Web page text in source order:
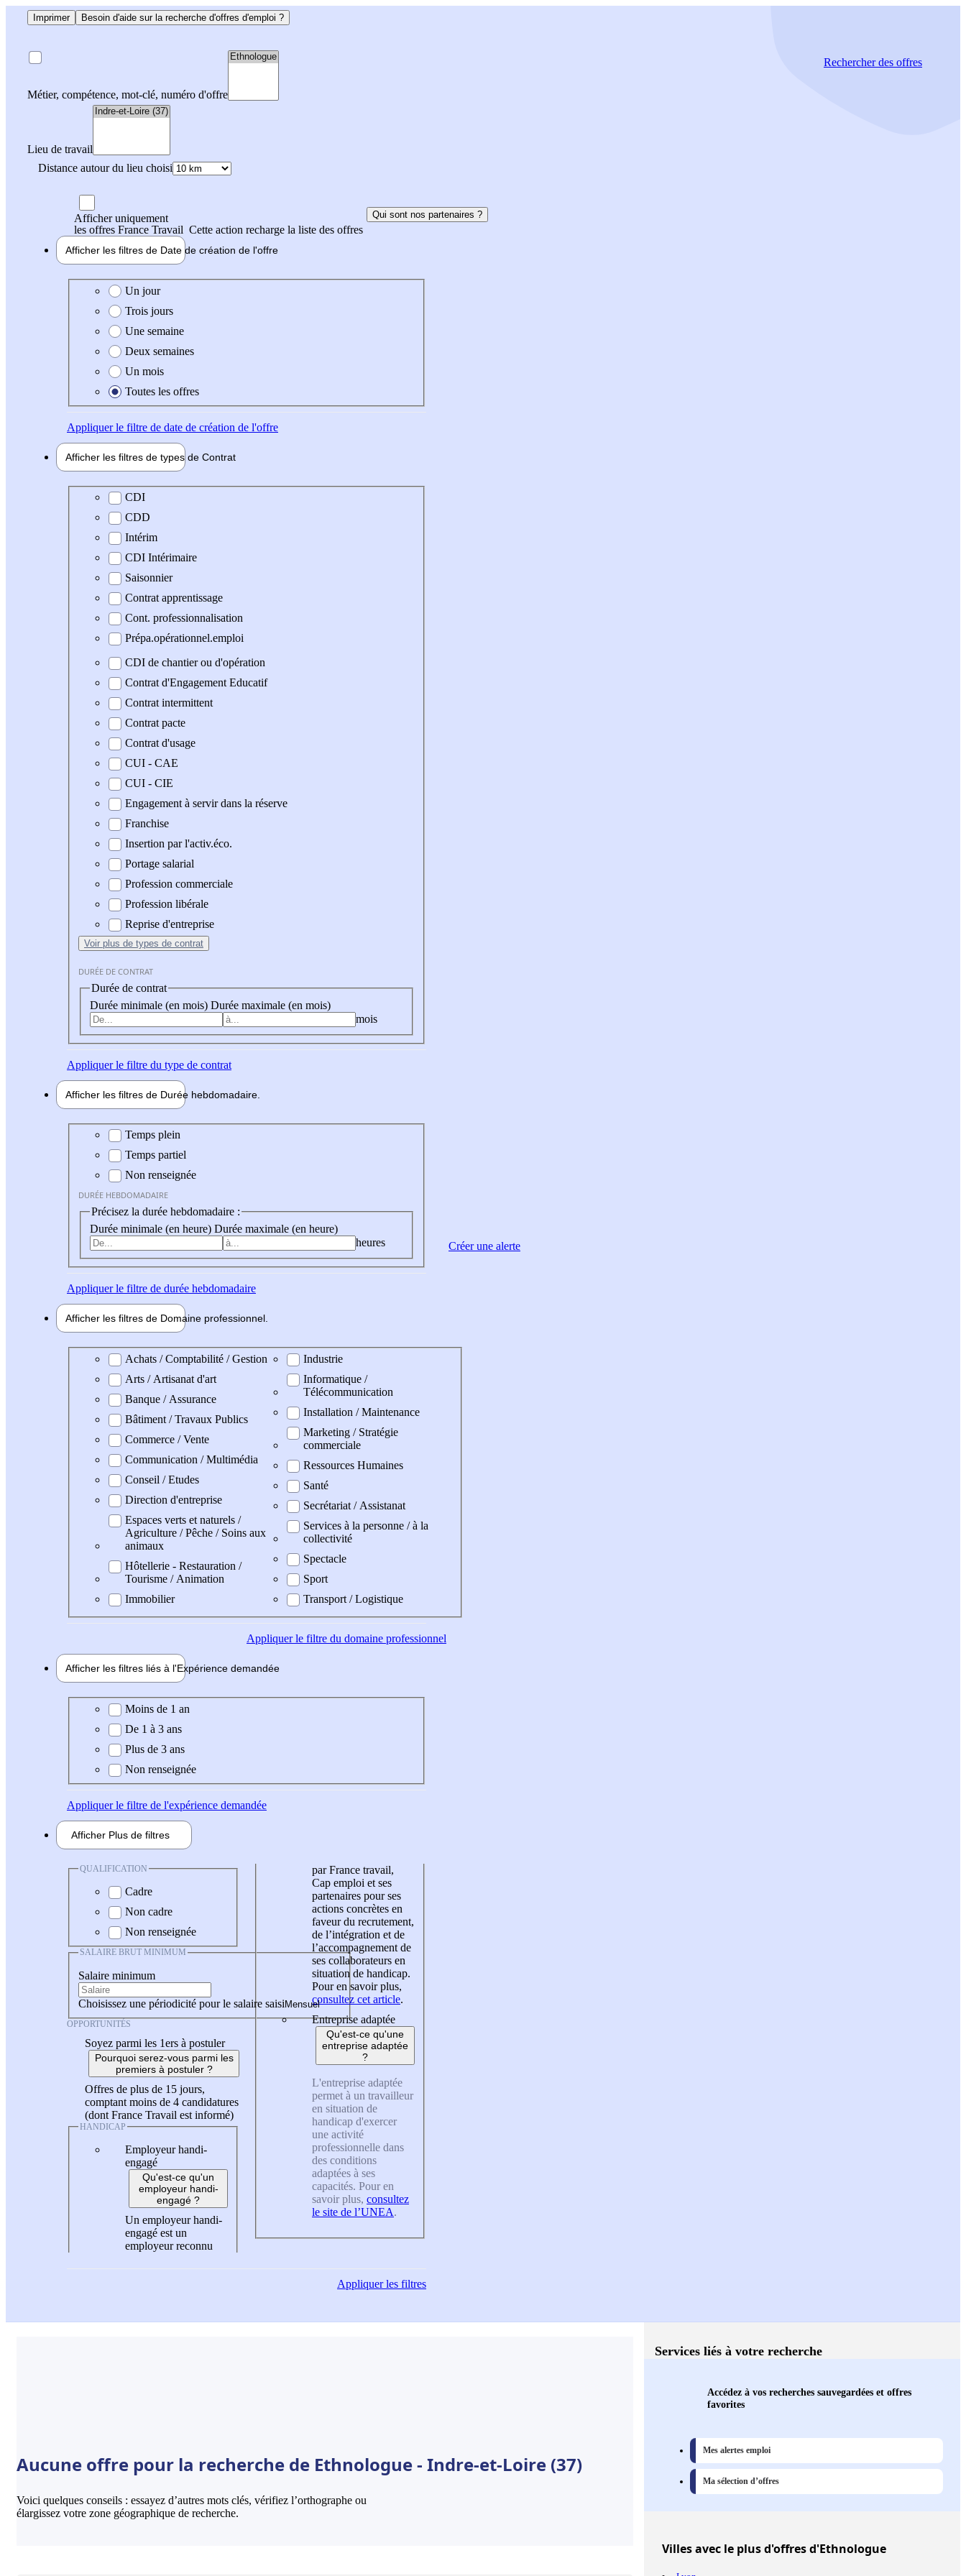
Imprimer Besoin d'aide sur la recherche d'offres d'emploi ?
Métier, compétence, mot-clé, numéro d'offre
Lieu de travail
Distance autour du lieu choisi
Rechercherdes offres
Afficher uniquement
les offres France Travail Cette action recharge la liste des offres
Qui sont nos partenaires ?
Afficher les filtres de Date de création de l'offre
Date de création de l'offre
Un jour
Trois jours
Une semaine
Deux semaines
Un mois
Toutes les offres
Appliquerle filtre de date de création de l'offre
Afficher les filtres de types de Contrat
Type de contrat
CDI
CDD
Intérim
CDI Intérimaire
Saisonnier
Contrat apprentissage
Cont. professionnalisation
Prépa.opérationnel.emploi
CDI de chantier ou d'opération
Contrat d'Engagement Educatif
Contrat intermittent
Contrat pacte
Contrat d'usage
CUI - CAE
CUI - CIE
Engagement à servir dans la réserve
Franchise
Insertion par l'activ.éco.
Portage salarial
Profession commerciale
Profession libérale
Reprise d'entreprise
Voir plus de types de contrat
DURÉE DE CONTRAT
Durée de contrat
Durée minimale (en mois) Durée maximale (en mois)
mois
Appliquerle filtre du type de contrat
Afficher les filtres de Durée hebdomadaire
Durée hebdomadaire
Temps plein
Temps partiel
Non renseignée
DURÉE HEBDOMADAIRE
Précisez la durée hebdomadaire :
Durée minimale (en heure) Durée maximale (en heure)
heures
Appliquerle filtre de durée hebdomadaire
Afficher les filtres de Domaine professionnel
Domaine professionel
Achats / Comptabilité / Gestion
Arts / Artisanat d'art
Banque / Assurance
Bâtiment / Travaux Publics
Commerce / Vente
Communication / Multimédia
Conseil / Etudes
Direction d'entreprise
Espaces verts et naturels /
Agriculture / Pêche / Soins aux
animaux
Hôtellerie - Restauration /
Tourisme / Animation
Immobilier
Industrie
Informatique /
Télécommunication
Installation / Maintenance
Marketing / Stratégie
commerciale
Ressources Humaines
Santé
Secrétariat / Assistanat
Services à la personne / à la
collectivité
Spectacle
Sport
Transport / Logistique
Appliquerle filtre du domaine professionnel
Afficher les filtres liés à l'Expérience demandée
Expérience demandée
Moins de 1 an
De 1 à 3 ans
Plus de 3 ans
Non renseignée
Appliquerle filtre de l'expérience demandée
Afficher Plus de filtres
QUALIFICATION
Cadre
Non cadre
Non renseignée
SALAIRE BRUT MINIMUM
Salaire minimum
Choisissez une périodicité pour le salaire saisi
OPPORTUNITÉS
Soyez parmi les 1ers à postuler
Pourquoi serez-vous parmi les
premiers à postuler ?
Offres de plus de 15 jours,
comptant moins de 4 candidatures
(dont France Travail est informé)
HANDICAP
Employeur handi-
engagé
Qu'est-ce qu'un
employeur handi-
engagé ?
Un employeur handi-
engagé est un
employeur reconnu
par France travail,
Cap emploi et ses
partenaires pour ses
actions concrètes en
faveur du recrutement,
de l’intégration et de
l’accompagnement de
ses collaborateurs en
situation de handicap.
Pour en savoir plus,
consultez cet article.
Entreprise adaptée
Qu'est-ce qu'une
entreprise adaptée
?
L'entreprise adaptée
permet à un travailleur
en situation de
handicap d'exercer
une activité
professionnelle dans
des conditions
adaptées à ses
capacités. Pour en
savoir plus, consultez
le site de l’UNEA.
Appliquerles filtres
Créer une alerte
Aucune offre pour la recherche de Ethnologue - Indre-et-Loire (37)
Voici quelques conseils : essayez d’autres mots clés, vérifiez l’orthographe ou
élargissez votre zone géographique de recherche.
Services liés à votre recherche
Accédez à vos recherches sauvegardées et offres
favorites
Mes alertes emploi
Ma sélection d’offres
Villesavec le plus d'offres d'Ethnologue